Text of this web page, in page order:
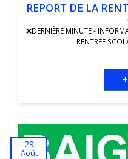
REPORT DE LA
❌DERNIÈRE MINUTE -
RENTRÉE
29
Août